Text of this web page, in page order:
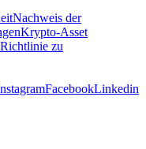
Nachweis der
Krypto-Asset
Richtlinie zu
FacebookLinkedin